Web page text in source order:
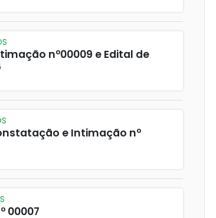
nº00009 e Edital de
e Intimação nº
00007